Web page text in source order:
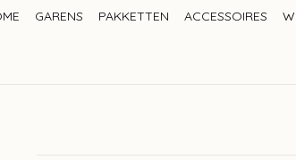
GARENS PAKKETTEN ACCESSOIRES